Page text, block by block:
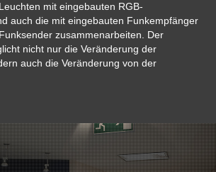
mit eingebauten RGB-
auch die mit eingebauten Funkempfänger
zusammenarbeiten. Der
nicht nur die Veränderung der
auch die Veränderung von der